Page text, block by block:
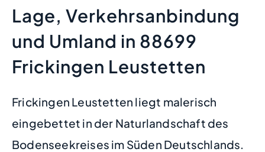
Lage, Verkehrsanbindung
und Umland in 88699
Frickingen Leustetten
Frickingen Leustetten liegt malerisch
eingebettet in der Naturlandschaft des
Bodenseekreises im Süden Deutschlands.